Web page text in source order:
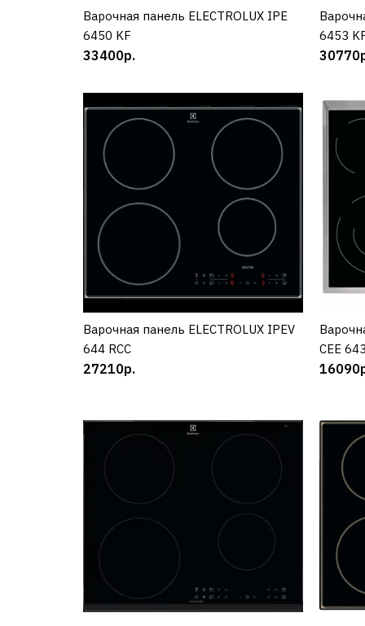
КУПИТЬ
Варочная панель ELECTROLUX IPE
6450 KF
33400р.
6453
КУПИТЬ
Варочная панель ELECTROLUX IPEV
644 RCC
27210р.
CEE